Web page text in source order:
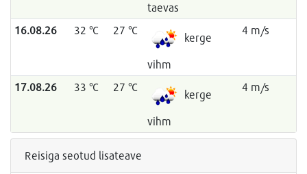
taevas
16.08.26 32 °C 27 °C
kerge
vihm
4 m/s
17.08.26 33 °C 27 °C
kerge
vihm
4 m/s
Reisiga seotud lisateave